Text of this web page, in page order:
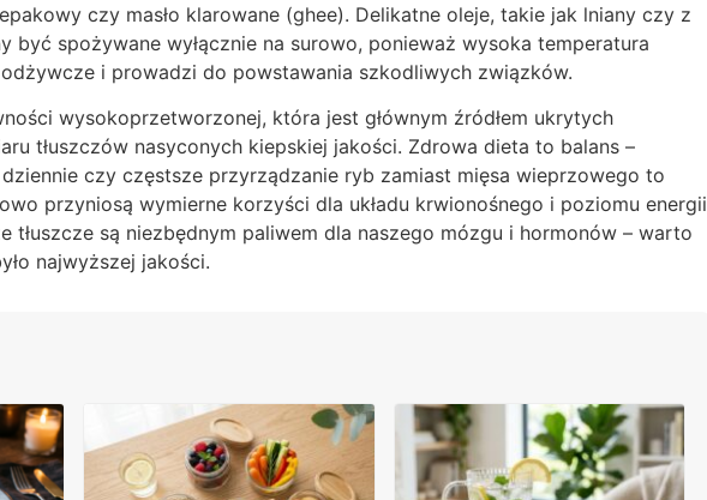
czy masło klarowane (ghee). Delikatne oleje, takie jak lniany czy z
być spożywane wyłącznie na surowo, ponieważ wysoka temperatura
i prowadzi do powstawania szkodliwych związków.
wysokoprzetworzonej, która jest głównym źródłem ukrytych
tłuszczów nasyconych kiepskiej jakości. Zdrowa dieta to balans –
czy częstsze przyrządzanie ryb zamiast mięsa wieprzowego to
przyniosą wymierne korzyści dla układu krwionośnego i poziomu energii
tłuszcze są niezbędnym paliwem dla naszego mózgu i hormonów – warto
najwyższej jakości.